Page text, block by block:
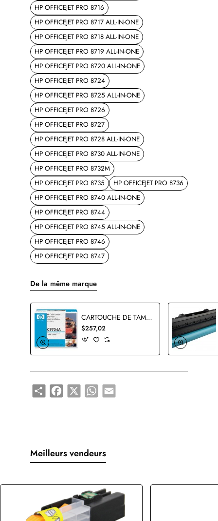
HP OFFICEJET PRO 8716
HP OFFICEJET PRO 8717 ALL-IN-ONE
HP OFFICEJET PRO 8718 ALL-IN-ONE
HP OFFICEJET PRO 8719 ALL-IN-ONE
HP OFFICEJET PRO 8720 ALL-IN-ONE
HP OFFICEJET PRO 8724
HP OFFICEJET PRO 8725 ALL-IN-ONE
HP OFFICEJET PRO 8726
HP OFFICEJET PRO 8727
HP OFFICEJET PRO 8728 ALL-IN-ONE
HP OFFICEJET PRO 8730 ALL-IN-ONE
HP OFFICEJET PRO 8732M
HP OFFICEJET PRO 8735
HP OFFICEJET PRO 8736
HP OFFICEJET PRO 8740 ALL-IN-ONE
HP OFFICEJET PRO 8744
HP OFFICEJET PRO 8745 ALL-IN-ONE
HP OFFICEJET PRO 8746
HP OFFICEJET PRO 8747
De la même marque
CARTOUCHE DE TAMBOUR HP C9704A ORIGINALE
$257,02
Share Facebook
X WhatsApp
Email
Meilleurs vendeurs